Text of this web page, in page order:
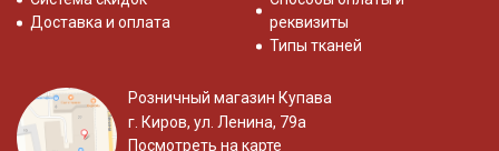
Доставка и оплата
реквизиты
Типы тканей
Розничный магазин Купава
г. Киров, ул. Ленина, 79а
Посмотреть на карте